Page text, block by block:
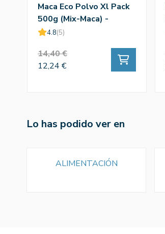
Maca Eco Polvo Xl Pack
500g (Mix-Maca) -
Energy Feelings
4.8(5)
14,40 €
12,24 €
Lo has podido ver en
ALIMENTACIÓN